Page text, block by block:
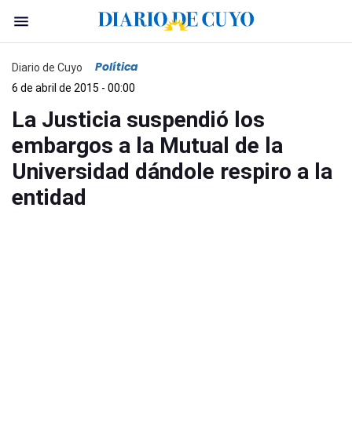
Diario de Cuyo Política
6 de abril de 2015 - 00:00
La Justicia suspendió los
embargos a la Mutual de la
Universidad dándole respiro a la
entidad